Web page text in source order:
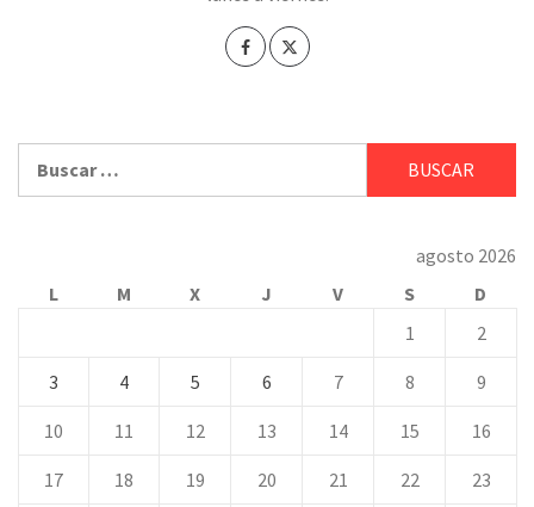
agosto 2026
L
M X J V S
D
1
2
3 4 5 6 7 8 9
10 11 12 13 14 15 16
17 18 19 20 21 22 23